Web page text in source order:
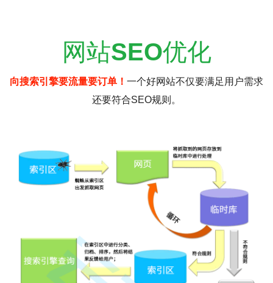
网站SEO优化
向搜索引擎要流量要订单！ 一个好网站不仅要满足用户需求
还要符合SEO规则。